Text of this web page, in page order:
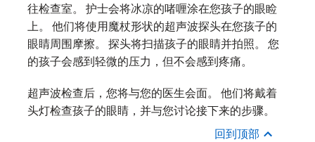
往检查室。 护士会将冰凉的啫喱涂在您孩子的眼睑
上。 他们将使用魔杖形状的超声波探头在您孩子的
眼睛周围摩擦。 探头将扫描孩子的眼睛并拍照。 您
的孩子会感到轻微的压力，但不会感到疼痛。
超声波检查后，您将与您的医生会面。 他们将戴着
头灯检查孩子的眼睛，并与您讨论接下来的步骤。
回到顶部